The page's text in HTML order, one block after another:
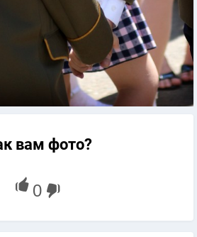
вам фото?